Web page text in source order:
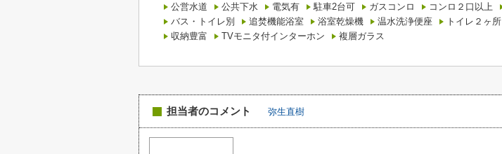
公営水道
公共下水 電気有 駐車2台可 ガスコンロ コンロ２口以上
バス・トイレ別
追焚機能浴室 浴室乾燥機 温水洗浄便座 トイレ２ヶ所
収納豊富
TVモニタ付インターホン 複層ガラス
担当者のコメント 弥生直樹